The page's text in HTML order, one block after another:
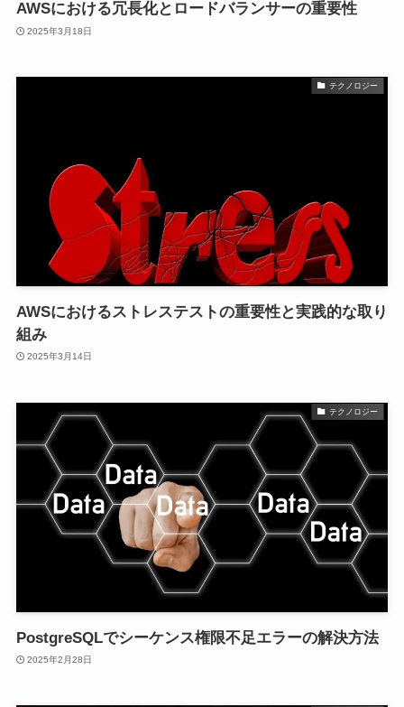
AWSにおける冗長化とロードバランサーの重要性
2025年3月18日
テクノロジー
AWSにおけるストレステストの重要性と実践的な取り
組み
2025年3月14日
テクノロジー
PostgreSQLでシーケンス権限不足エラーの解決方法
2025年2月28日